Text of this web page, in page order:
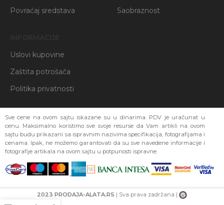
Povraćaj sredstava
Saobraznost
Uslovi kupovine
Zaštita potrošača
Politika privatnosti
Sve cene na ovom sajtu iskazane su u dinarima. PDV je uračunat u
cenu. Maksimalno koristimo sve svoje resurse da Vam artikli na ovom
sajtu budu prikazani sa ispravnim nazivima specifikacija, fotografijama i
cenama. Ipak, ne možemo garantovati da su sve navedene informacije i
fotografije artikala na ovom sajtu u potpunosti ispravne.
2023 PRODAJA-ALATA.RS | Sva prava zadržana |